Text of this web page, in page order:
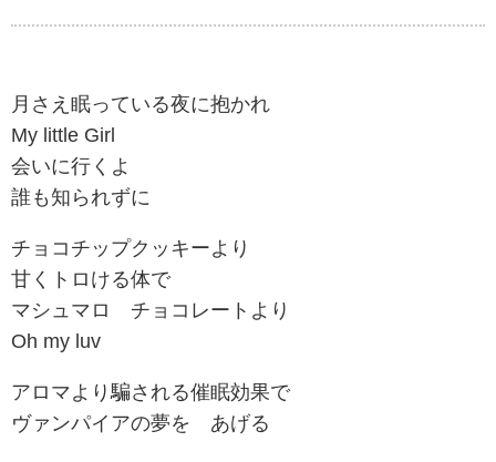
月さえ眠っている夜に抱かれ
My little Girl
会いに行くよ
誰も知られずに
チョコチップクッキーより
甘くトロける体で
マシュマロ チョコレートより
Oh my luv
アロマより騙される催眠効果で
ヴァンパイアの夢を あげる